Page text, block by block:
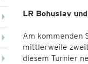
LR Bohuslav
Am kommenden
mittlerweile
diesem Turnier